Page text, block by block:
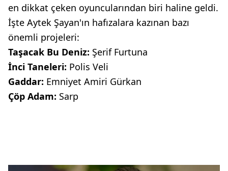
en dikkat çeken oyuncularından biri haline geldi.
İşte Aytek Şayan'ın hafızalara kazınan bazı
önemli projeleri:
Taşacak Bu Deniz: Şerif Furtuna
İnci Taneleri: Polis Veli
Gaddar: Emniyet Amiri Gürkan
Çöp Adam: Sarp